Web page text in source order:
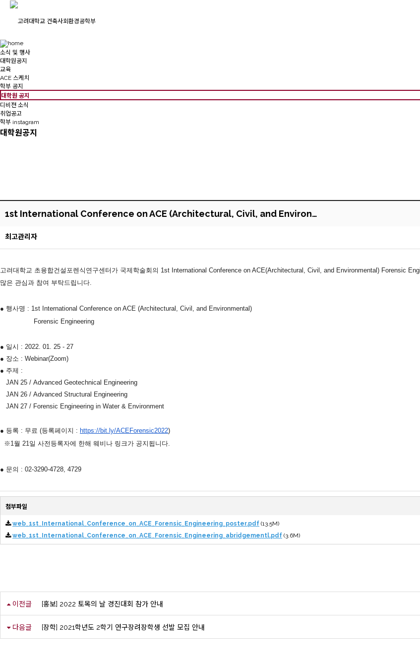
소식 및 행사
대학원공지
교육
ACE 스케치
학부 공지
대학원 공지
디비젼 소식
취업공고
학부 instagram
대학원공지
1st International Conference on ACE (Architectural, Civil, and Environ…
최고관리자
고려대학교 초융합건설포렌식연구센터가 국제학술회의 1st International Conference on ACE(Architectural, Civil, and Environmental) Forensic
많은 관심과 참여 부탁드립니다.
● 행사명 : 1st International Conference on ACE (Architectural, Civil, and Environmental)
Forensic Engineering
● 일시 : 2022. 01. 25 - 27
● 장소 : Webinar(Zoom)
● 주제 :
JAN 25 / Advanced Geotechnical Engineering
JAN 26 / Advanced Structural Engineering
JAN 27 / Forensic Engineering in Water & Environment
● 등록 : 무료 (등록페이지 : https://bit.ly/ACEForensic2022)
※1월 21일 사전등록자에 한해 웨비나 링크가 공지됩니다.
● 문의 : 02-3290-4728, 4729
첨부파일
web_1st_International_Conference_on_ACE_Forensic_Engineering_poster.pdf (13.5M)
web_1st_International_Conference_on_ACE_Forensic_Engineering_abridgementl.pdf (3.6M)
이전글 [홍보] 2022 토목의 날 경진대회 참가 안내
다음글 [장학] 2021학년도 2학기 연구장려장학생 선발 모집 안내